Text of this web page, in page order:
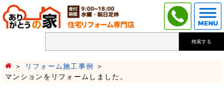
検索する
リフォーム施工事例
マンションをリフォームしました。